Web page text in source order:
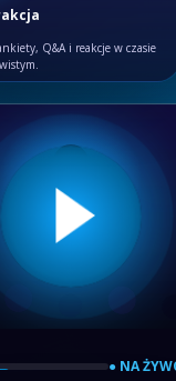
Q&A i reakcje w czasie
● NA ŻYWO